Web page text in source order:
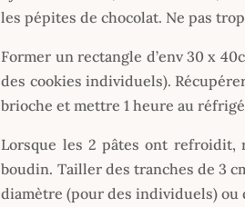
les pépites de chocolat. Ne pas
Former un rectangle d’env 30 x
des cookies individuels).
brioche et mettre 1 heure au
Lorsque les 2 pâtes ont refroidit,
boudin. Tailler des tranches de 3
diamètre (pour des individuels) ou